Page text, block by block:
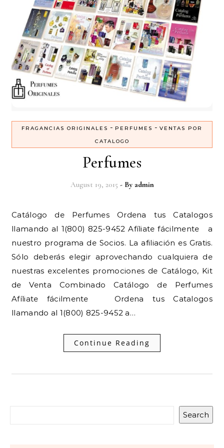
FRAGANCIAS ORIGINALES - PERFUMES - VENTAS POR
CATALOGO
Perfumes
August 19, 2015 - By admin
Catálogo de Perfumes Ordena tus Catalogos
llamando al 1(800) 825-9452 Afíliate fácilmente a
nuestro programa de Socios. La afiliación es Gratis.
Sólo deberás elegir aprovechando cualquiera de
nuestras excelentes promociones de Catálogo, Kit
de Venta Combinado Catálogo de Perfumes
Afíliate fácilmente Ordena tus Catalogos
llamando al 1(800) 825-9452 a…
Continue Reading
Search